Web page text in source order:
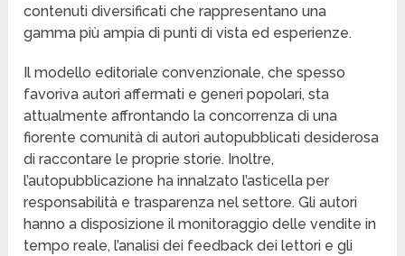
contenuti diversificati che rappresentano una
gamma più ampia di punti di vista ed esperienze.
Il modello editoriale convenzionale, che spesso
favoriva autori affermati e generi popolari, sta
attualmente affrontando la concorrenza di una
fiorente comunità di autori autopubblicati desiderosa
di raccontare le proprie storie. Inoltre,
l’autopubblicazione ha innalzato l’asticella per
responsabilità e trasparenza nel settore. Gli autori
hanno a disposizione il monitoraggio delle vendite in
tempo reale, l’analisi dei feedback dei lettori e gli